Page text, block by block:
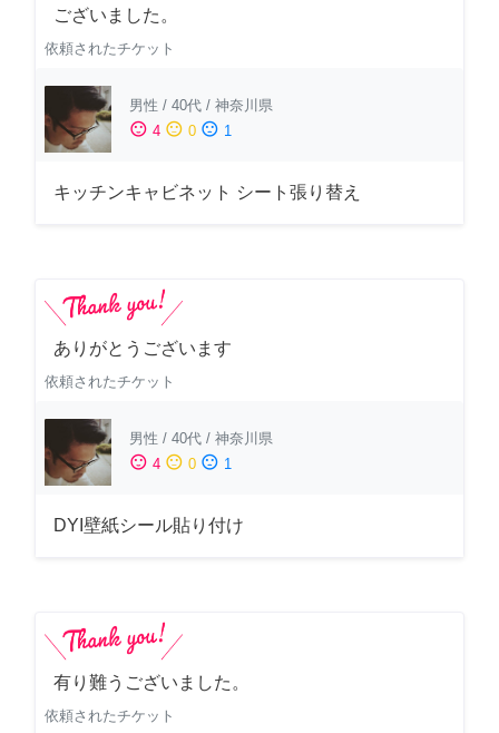
ございました。
依頼されたチケット
男性 / 40代 / 神奈川県
sentiment_satisfied 4 sentiment_neutral 0 sentiment_dissatisfied 1
キッチンキャビネット シート張り替え
ありがとうございます
依頼されたチケット
男性 / 40代 / 神奈川県
sentiment_satisfied 4 sentiment_neutral 0 sentiment_dissatisfied 1
DYI壁紙シール貼り付け
有り難うございました。
依頼されたチケット